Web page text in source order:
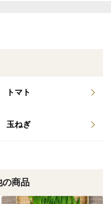
には一切影響ございませ
ますが、生ものですので
にリユース(再利用)ダン
ました。
トマト
玉ねぎ
商品